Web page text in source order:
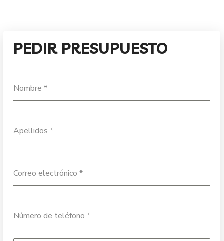
PEDIR PRESUPUESTO
Nombre*
Apellidos*
Correo electrónico*
Número de teléfono*